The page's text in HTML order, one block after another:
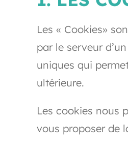
Les « Cookies»
par le serveur
uniques qui
ultérieure.
Les cookies nous
vous proposer de